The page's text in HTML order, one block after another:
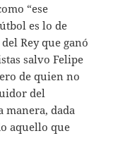
“ese
es lo de
Rey que ganó
salvo Felipe
de quien no
del
manera, dada
aquello que